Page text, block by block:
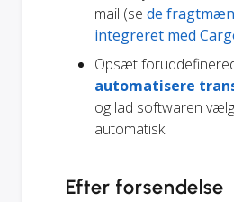
mail (se de
integreret med
Opsæt
automatisere
og lad softwaren
automatisk
Efter forsendelse